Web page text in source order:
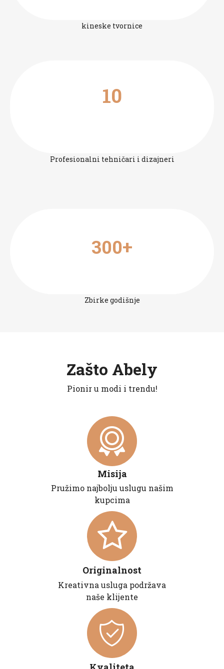
kineske tvornice
10
Profesionalni tehničari i dizajneri
300+
Zbirke godišnje
Zašto Abely
Pionir u modi i trendu!
Misija
Pružimo najbolju uslugu našim
kupcima
Originalnost
Kreativna usluga podržava
naše klijente